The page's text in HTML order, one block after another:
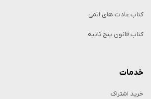
کتاب عادت های اتمی
کتاب قانون پنج ثانیه
خدمات
خرید اشتراک